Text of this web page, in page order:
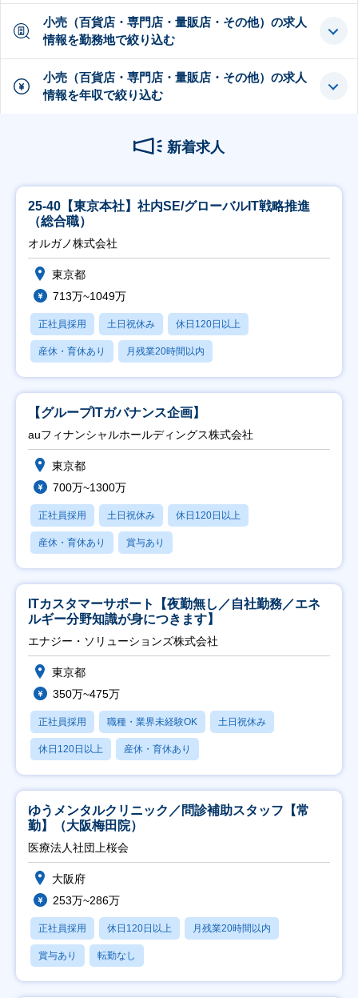
小売（百貨店・専門店・量販店・その他）の求人
情報を勤務地で絞り込む
小売（百貨店・専門店・量販店・その他）の求人
情報を年収で絞り込む
新着求人
25-40【東京本社】社内SE/グローバルIT戦略推進
（総合職）
オルガノ株式会社
東京都
713万~1049万
正社員採用 土日祝休み 休日120日以上
産休・育休あり 月残業20時間以内
【グループITガバナンス企画】
auフィナンシャルホールディングス株式会社
東京都
700万~1300万
正社員採用 土日祝休み 休日120日以上
産休・育休あり 賞与あり
ITカスタマーサポート【夜勤無し／自社勤務／エネ
ルギー分野知識が身につきます】
エナジー・ソリューションズ株式会社
東京都
350万~475万
正社員採用 職種・業界未経験OK 土日祝休み
休日120日以上 産休・育休あり
ゆうメンタルクリニック／問診補助スタッフ【常
勤】（大阪梅田院）
医療法人社団上桜会
大阪府
253万~286万
正社員採用 休日120日以上 月残業20時間以内
賞与あり 転勤なし